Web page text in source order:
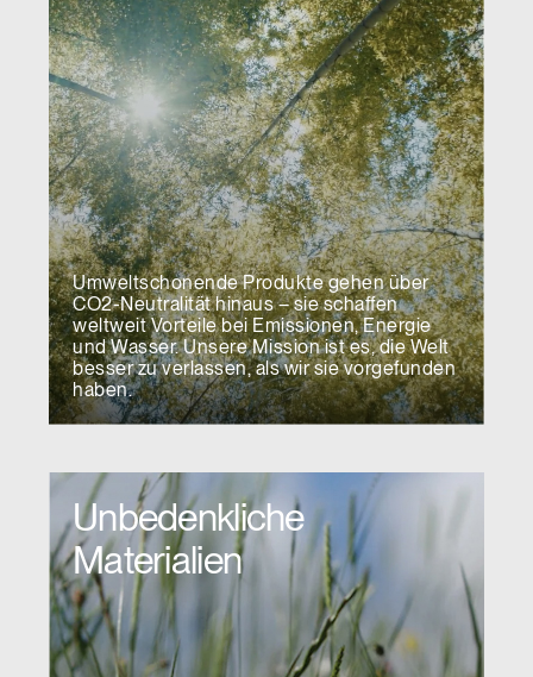
Umweltschonende Produkte gehen über
CO2-Neutralität hinaus – sie schaffen
weltweit Vorteile bei Emissionen, Energie
und Wasser. Unsere Mission ist es, die Welt
besser zu verlassen, als wir sie vorgefunden
haben.
Unbedenkliche
Materialien